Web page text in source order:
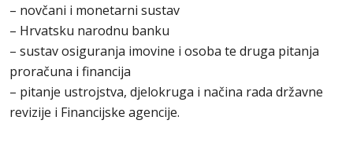
– novčani i monetarni sustav
– Hrvatsku narodnu banku
– sustav osiguranja imovine i osoba te druga pitanja
proračuna i financija
– pitanje ustrojstva, djelokruga i načina rada državne
revizije i Financijske agencije.